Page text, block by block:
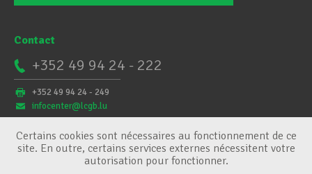
Contact
+352 49 94 24 - 222
+352 49 94 24 - 249
infocenter@lcgb.lu
Certains cookies sont nécessaires au fonctionnement de ce
site. En outre, certains services externes nécessitent votre
autorisation pour fonctionner.